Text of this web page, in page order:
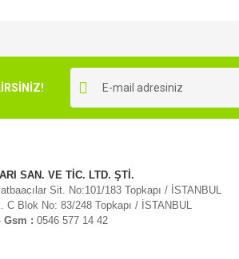
SAN. VE TİC. LTD. ŞTİ.
Sit. No:101/183 Topkapı / İSTANBUL
Blok No: 83/248 Topkapı / İSTANBUL
Gsm : 0546 577 14 42